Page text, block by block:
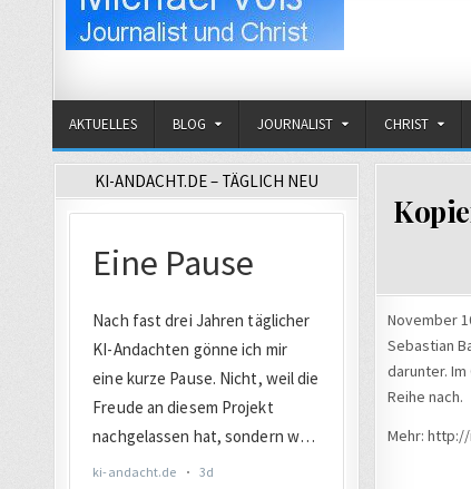
AKTUELLES BLOG JOURNALIST CHRIST
November
Sebastian
darunter. Im
Reihe nach.
Mehr:
KI-ANDACHT.DE – TÄGLICH NEU